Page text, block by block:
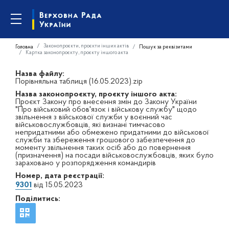
Головна Законопроєкти, проєкти інших актів
Пошук за реквізитами
Картка законопроєкту, проєкту іншого акта
Назва файлу:
Порівняльна таблиця (16.05.2023).zip
Назва законопроєкту, проєкту іншого акта:
Проєкт Закону про внесення змін до Закону України
"Про військовий обов'язок і військову службу" щодо
звільнення з військової служби у воєнний час
військовослужбовців, які визнані тимчасово
непридатними або обмежено придатними до військової
служби та збереження грошового забезпечення до
моменту звільнення таких осіб або до повернення
(призначення) на посади військовослужбовців, яких було
зараховано у розпорядження командирів
Номер, дата реєстрації:
9301 від 15.05.2023
Поділитись: